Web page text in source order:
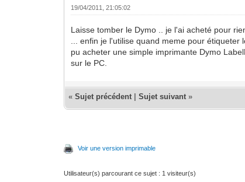
19/04/2011, 21:05:02
Laisse tomber le Dymo .. je l'ai acheté pour
... enfin je l'utilise quand meme pour étiqueter
pu acheter une simple imprimante Dymo
sur le PC.
«Sujet précédent |Sujet suivant »
Voir une version imprimable
Utilisateur(s) parcourant ce sujet : 1 visiteur(s)